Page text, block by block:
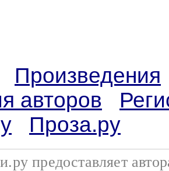
Произведения
авторов
Проза.ру
предоставляет